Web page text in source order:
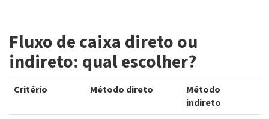
Fluxo de caixa direto ou
indireto: qual escolher?
Critério Método direto
Método
indireto